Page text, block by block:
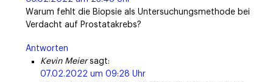
Warum fehlt die Biopsie als Untersuchungsmethode bei
Verdacht auf Prostatakrebs?
Antworten
Kevin Meier sagt:
07.02.2022 um 09:28 Uhr